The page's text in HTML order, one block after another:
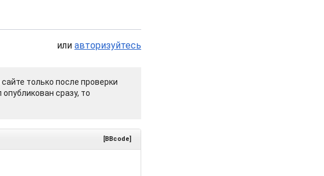
или авторизуйтесь
только после проверки
сразу, то
[BBcode]